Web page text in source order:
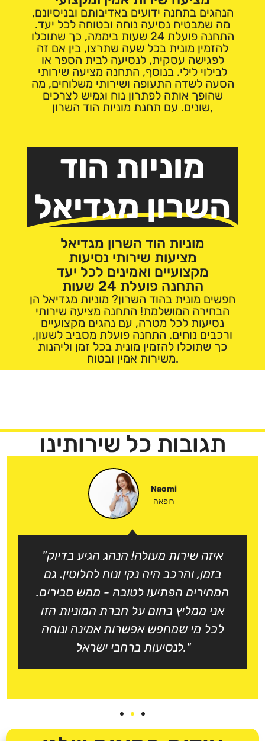
הנהגים בתחנה ידועים באדיבותם ובניסיונם,
מה שמבטיח נסיעה נוחה ובטוחה לכל יעד.
התחנה פועלת 24 שעות ביממה, כך שתוכלו
להזמין מונית בכל שעה שתרצו, בין אם זה
לפגישה עסקית, לנסיעה לבית הספר או
לבילוי לילי. בנוסף, התחנה מציעה שירותי
הסעה לשדה התעופה ושירותי משלוחים, מה
שהופך אותה לפתרון נוח וגמיש לצרכים
שונים. עם תחנת מוניות הוד השרון,
מוניות הוד
השרון מגדיאל
מוניות הוד השרון מגדיאל
מציעות שירותי נסיעות
מקצועיים ואמינים לכל יעד
התחנה פועלת 24 שעות
חפשים מונית בהוד השרון? מוניות מגדיאל הן
הבחירה המושלמת! התחנה מציעה שירותי
נסיעות לכל מטרה, עם נהגים מקצועיים
ורכבים נוחים. התחנה פועלת מסביב לשעון,
כך שתוכלו להזמין מונית בכל זמן וליהנות
משירות אמין ובטוח.
תגובות כל שירותינו
"איזה שירות מעולה! הנהג הגיע בדיוק
בזמן, והרכב היה נקי ונוח לחלוטין. גם
המחירים הפתיעו לטובה - ממש סבירים.
אני ממליץ בחום על חברת המוניות הזו
לכל מי שמחפש אפשרות אמינה ונוחה
לנסיעות ברחבי ישראל."
Naomi
רופאה